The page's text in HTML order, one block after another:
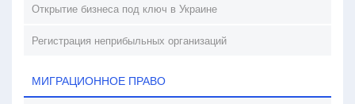
Открытие бизнеса под ключ в Украине
Регистрация неприбыльных организаций
МИГРАЦИОННОЕ ПРАВО